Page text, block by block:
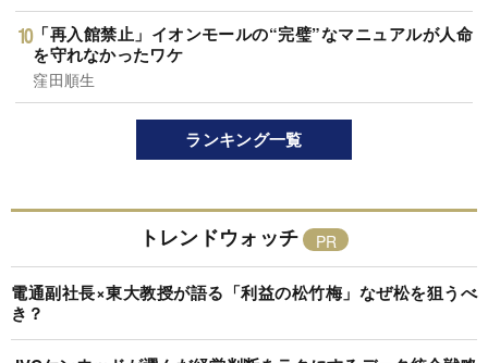
「再入館禁止」イオンモールの“完璧”なマニュアルが人命
を守れなかったワケ
窪田順生
ランキング一覧
トレンドウォッチ
電通副社長×東大教授が語る「利益の松竹梅」なぜ松を狙うべ
き？